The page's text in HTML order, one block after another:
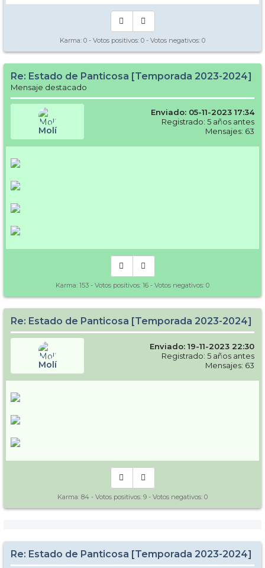
Karma: 0 - Votos positivos: 0 - Votos negativos: 0
Re: Estado de Panticosa [Temporada 2023-2024]
Mensaje destacado
Molí
Enviado: 05-11-2023 17:34
Registrado: 5 años antes
Mensajes: 63
Karma: 153 - Votos positivos: 16 - Votos negativos: 0
Re: Estado de Panticosa [Temporada 2023-2024]
Molí
Enviado: 19-11-2023 22:30
Registrado: 5 años antes
Mensajes: 63
Karma: 84 - Votos positivos: 9 - Votos negativos: 0
Re: Estado de Panticosa [Temporada 2023-2024]